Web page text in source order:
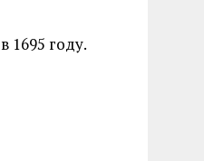
1695 году.